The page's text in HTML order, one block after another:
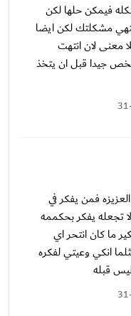
فيمكن حلها لكن
مشكلتك لكن ايضا
معنى لان انتهت
جيدا قبل ان يتخذ
فمن يفكر في
تجعله يفكر بحكممه
ما كان انتحر اي
انكي وعيتي لفكره
قبله